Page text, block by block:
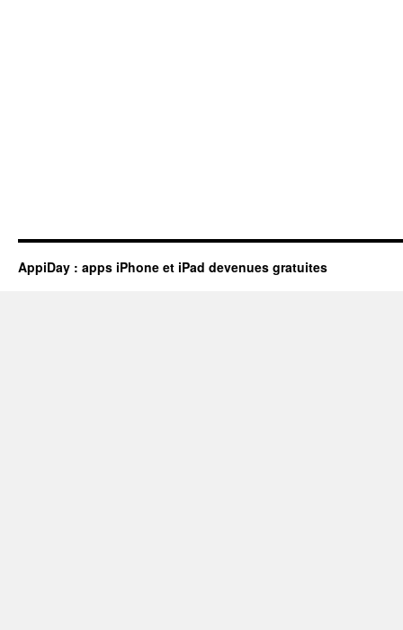
AppiDay : apps iPhone et iPad devenues gratuites